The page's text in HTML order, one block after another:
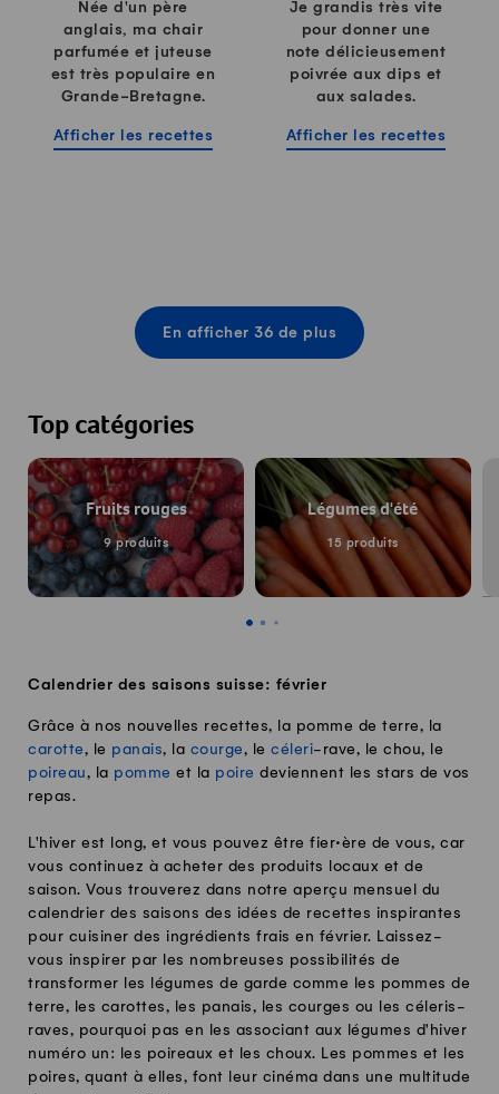
Née d'un père
anglais, ma chair
parfumée et juteuse
est très populaire en
Grande-Bretagne.
Afficher les recettes
Je grandis très vite
pour donner une
note délicieusement
poivrée aux dips et
aux salades.
Afficher les recettes
En afficher 36 de plus
Top catégories
Fruits rouges
9 produits
Légumes d'été
15 produits
Calendrier des saisons suisse: février
Grâce à nos nouvelles recettes, la pomme de terre, la
carotte, le panais, la courge, le céleri-rave, le chou, le
poireau, la pomme et la poire deviennent les stars de vos
repas.
L'hiver est long, et vous pouvez être fier·ère de vous, car
vous continuez à acheter des produits locaux et de
saison. Vous trouverez dans notre aperçu mensuel du
calendrier des saisons des idées de recettes inspirantes
pour cuisiner des ingrédients frais en février. Laissez-
vous inspirer par les nombreuses possibilités de
transformer les légumes de garde comme les pommes de
terre, les carottes, les panais, les courges ou les céleris-
raves, pourquoi pas en les associant aux légumes d'hiver
numéro un: les poireaux et les choux. Les pommes et les
poires, quant à elles, font leur cinéma dans une multitude